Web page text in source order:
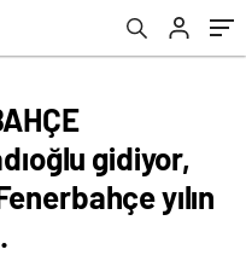
gidiyor,
yılın